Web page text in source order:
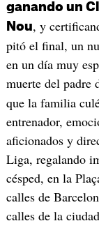
ganando un
Nou, y
pitó el final, un
en un día muy
muerte del padre
que la familia
entrenador,
aficionados y
Liga, regalando
césped, en la
calles de
calles de la